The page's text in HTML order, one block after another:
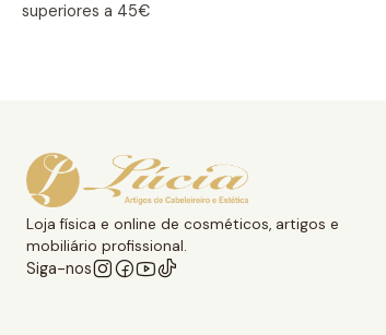
superiores a 45€
Loja física e online de cosméticos, artigos e
mobiliário profissional.
Siga-nos